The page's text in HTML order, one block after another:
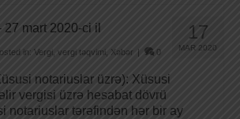
17
MAR 2020
mart 2020-ci il
in: Vergi vergi təqvimi Xəbər | 0
notariuslar üzrə): Xüsusi
vergisi üzrə hesabat dövrü
notariuslar tərəfindən hər bir ay